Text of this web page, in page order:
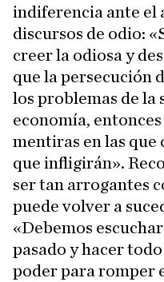
indiferencia ante el
discursos de odio:
creer la odiosa y
que la persecución
los problemas de la
economía,
mentiras en las
que infligirán».
ser tan arrogantes
puede volver a
«Debemos
pasado y hacer
poder para romper